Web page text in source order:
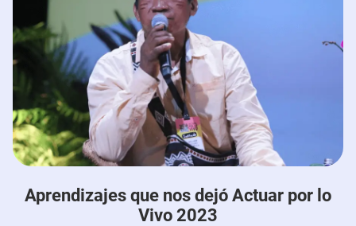
Aprendizajes que nos dejó Actuar por lo
Vivo 2023